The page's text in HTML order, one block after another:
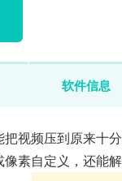
软件信息
视频压到原来十
素自定义，还能解